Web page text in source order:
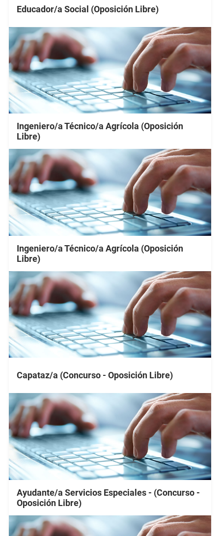
Educador/a Social (Oposición Libre)
Ingeniero/a Técnico/a Agrícola (Oposición
Libre)
Ingeniero/a Técnico/a Agrícola (Oposición
Libre)
Capataz/a (Concurso - Oposición Libre)
Ayudante/a Servicios Especiales - (Concurso -
Oposición Libre)